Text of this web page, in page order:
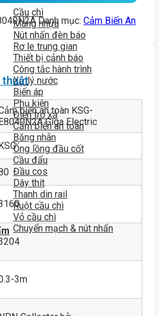
Cầu chì
Máng nhựa
Nút nhấn đèn báo
Rơ le trung gian
Thiết bị cảnh báo
Công tắc hành trình
Xử lý nước
Biến áp
Phụ kiện
Điện trở xả
Cảm biến an toàn
Băng nhãn
Ống lồng đầu cốt
Cầu đấu
Đầu cos
Dây thít
Thanh din rail
Ruột cầu chì
Vỏ cầu chì
Chuyển mạch & nút nhấn
Danh mục: Cảm Biến An
thuật
biến an toàn KSG-
Giga Electric
3m